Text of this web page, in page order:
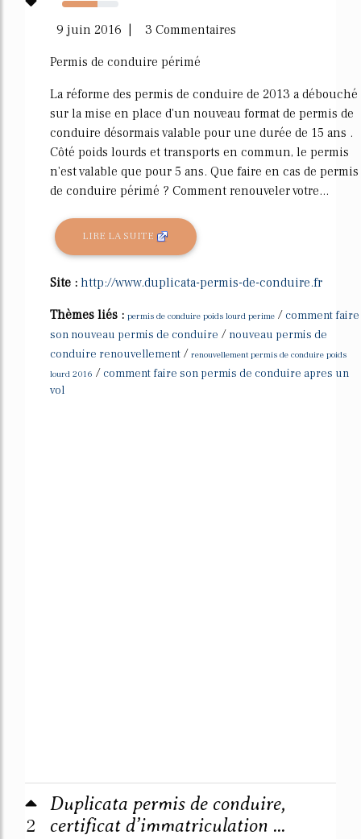
63%
9 juin 2016 | 3 Commentaires
Permis de conduire périmé
La réforme des permis de conduire de 2013 a débouché
sur la mise en place d'un nouveau format de permis de
conduire désormais valable pour une durée de 15 ans .
Côté poids lourds et transports en commun, le permis
n'est valable que pour 5 ans. Que faire en cas de permis
de conduire périmé ? Comment renouveler votre...
LIRE LA SUITE
Site : http://www.duplicata-permis-de-conduire.fr
Thèmes liés : permis de conduire poids lourd perime / comment faire
son nouveau permis de conduire / nouveau permis de
conduire renouvellement / renouvellement permis de conduire poids
lourd 2016 / comment faire son permis de conduire apres un
vol
2
Duplicata permis de conduire,
certificat d’immatriculation ...